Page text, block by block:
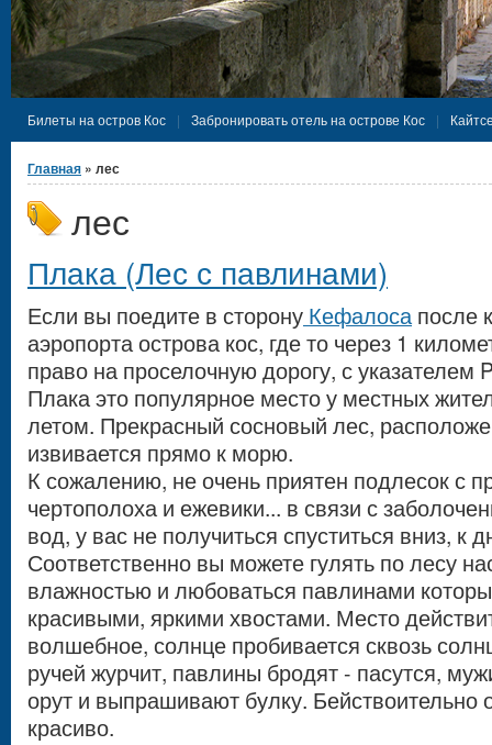
Билеты на остров Кос Забронировать отель на острове Кос
Вы здесь
Главная » лес
лес
Плака (Лес с павлинами)
Если вы поедите в сторону Кефалосапосле
аэропорта острова кос, где то через 1
право на проселочную дорогу, с
Плака это популярное место у местных
летом. Прекрасный сосновый лес,
извивается прямо к морю.
К сожалению, не очень приятен подлесок с
чертополоха и ежевики... в связи с
вод, у вас не получиться спуститься вниз, к
Соответственно вы можете гулять по лесу
влажностью и любоваться павлинами
красивыми, яркими хвостами. Место
волшебное, солнце пробивается сквозь
ручей журчит, павлины бродят - пасутся,
орут и выпрашивают булку. Бействоительно
красиво.